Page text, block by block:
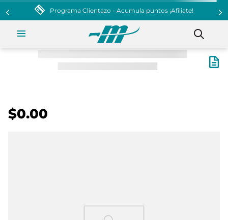
Programa Clientazo - Acumula puntos ¡Afiliate!
$0.00